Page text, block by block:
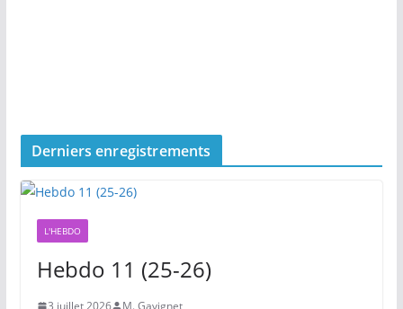
Derniers enregistrements
L'HEBDO
Hebdo 11 (25-26)
3 juillet 2026 M. Gavignet